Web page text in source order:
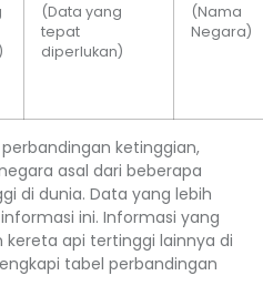
(Data yang
tepat
diperlukan)
(Nama
Negara)
ketinggian,
asal dari beberapa
di dunia. Data yang lebih
ini. Informasi yang
api tertinggi lainnya di
tabel perbandingan